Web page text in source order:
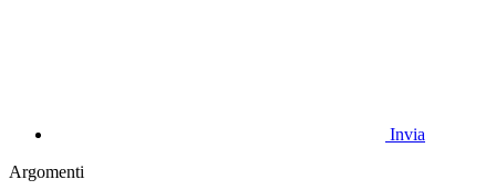
Invia
Argomenti